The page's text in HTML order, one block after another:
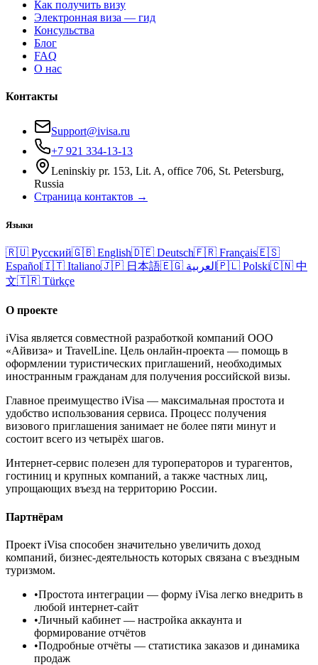
Как получить визу
Электронная виза — гид
Консульства
Блог
FAQ
О нас
Контакты
Support@ivisa.ru
+7 921 334-13-13
Leninskiy pr. 153, Lit. A, office 706, St. Petersburg,
Russia
Страница контактов →
Языки
🇷🇺 Русский🇬🇧 English🇩🇪 Deutsch🇫🇷 Français🇪🇸
Español🇮🇹 Italiano🇯🇵 日本語🇪🇬 العربية 🇵🇱 Polski🇨🇳 中
文🇹🇷 Türkçe
О проекте
iVisa является совместной разработкой компаний ООО
«Айвиза» и TravelLine. Цель онлайн-проекта — помощь в
оформлении туристических приглашений, необходимых
иностранным гражданам для получения российской визы.
Главное преимущество iVisa — максимальная простота и
удобство использования сервиса. Процесс получения
визового приглашения занимает не более пяти минут и
состоит всего из четырёх шагов.
Интернет-сервис полезен для туроператоров и турагентов,
гостиниц и крупных компаний, а также частных лиц,
упрощающих въезд на территорию России.
Партнёрам
Проект iVisa способен значительно увеличить доход
компаний, бизнес-деятельность которых связана с въездным
туризмом.
•Простота интеграции — форму iVisa легко внедрить в
любой интернет-сайт
•Личный кабинет — настройка аккаунта и
формирование отчётов
•Подробные отчёты — статистика заказов и динамика
продаж